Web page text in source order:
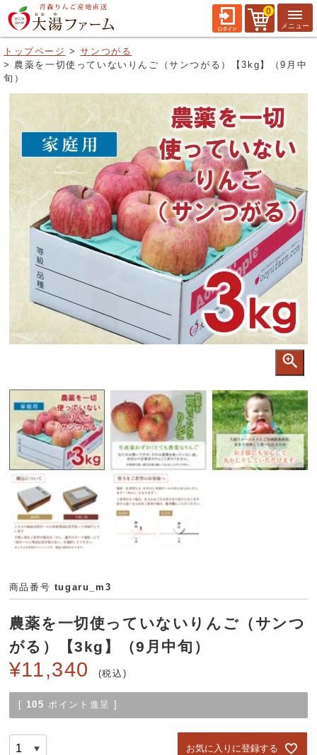
0
トップページ
サンつがる
農薬を一切使っていないりんご（サンつがる）【3kg】（9月中
旬）
商品番号 tugaru_m3
農薬を一切使っていないりんご（サンつ
がる）【3kg】（9月中旬）
¥11,340 税込
[ 105 ポイント進呈 ]
お気に入りに登録する